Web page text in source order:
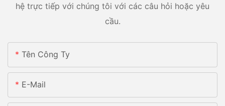
hệ trực tiếp với chúng tôi với các câu hỏi hoặc yêu
cầu.
Tên Công Ty
E-Mail